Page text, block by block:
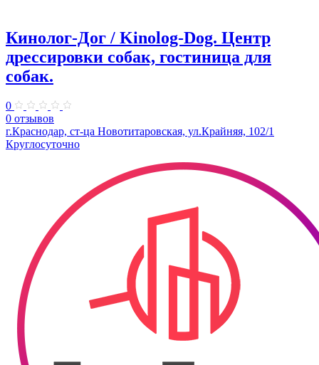
Кинолог-Дог / Kinolog-Dog. Центр
дрессировки собак, гостиница для
собак.
0
0 отзывов
г.Краснодар, ст-ца Новотитаровская, ул.Крайняя, 102/1
Круглосуточно